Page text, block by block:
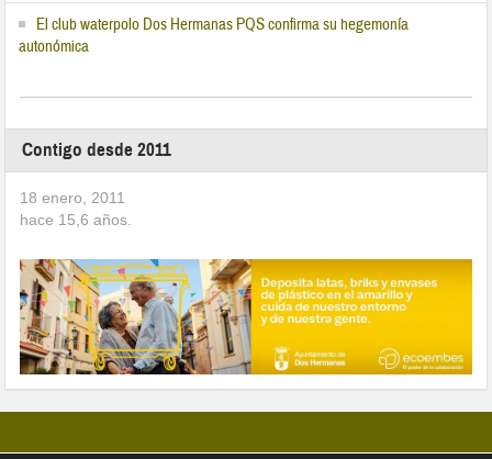
El club waterpolo Dos Hermanas PQS confirma su hegemonía
autonómica
Contigo desde 2011
18 enero, 2011
hace 15,6 años.